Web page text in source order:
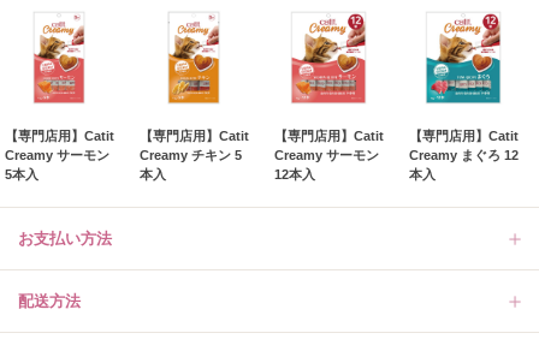
【専門店用】Catit
Creamy サーモン
5本入
【専門店用】Catit
Creamy チキン 5
本入
【専門店用】Catit
Creamy サーモン
12本入
【専門店用】Catit
Creamy まぐろ 12
本入
お支払い方法
配送方法